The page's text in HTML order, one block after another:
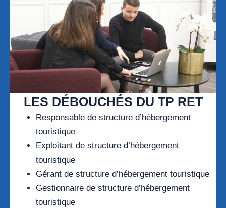
LES DÉBOUCHÉS DU TP RET
Responsable de structure d’hébergement
touristique
Exploitant de structure d’hébergement
touristique
Gérant de structure d’hébergement touristique
Gestionnaire de structure d’hébergement
touristique